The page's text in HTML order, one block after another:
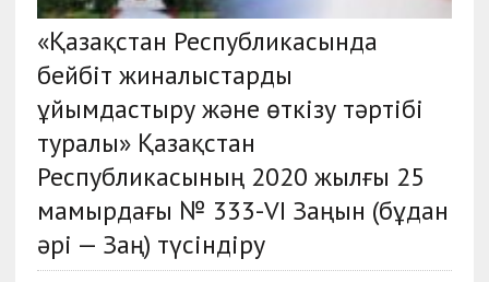
«Қазақстан Республикасында
бейбіт жиналыстарды
ұйымдастыру және өткізу тәртібі
туралы» Қазақстан
Республикасының 2020 жылғы 25
мамырдағы № 333-VІ Заңын (бұдан
әрі — Заң) түсіндіру